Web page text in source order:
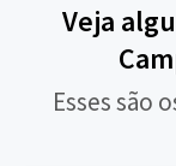
Veja
Esses são